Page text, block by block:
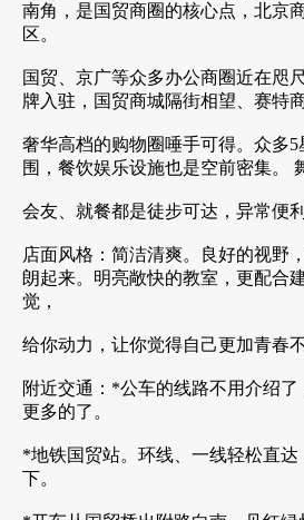
南角，是国贸商圈的核心点，北京
区。
国贸、京广等众多办公商圈近在咫
牌入驻，国贸商城隔街相望、赛特
奢华高档的购物圈唾手可得。众多5
围，餐饮娱乐设施也是空前密集。
会友、就餐都是徒步可达，异常便利
店面风格：简洁清爽。良好的视野
朗起来。明亮敞快的教室，更配合
觉，
给你动力，让你觉得自己更加青春不
附近交通：*公车的线路不用介绍
更多的了。
*地铁国贸站。环线、一线轻松直
下。